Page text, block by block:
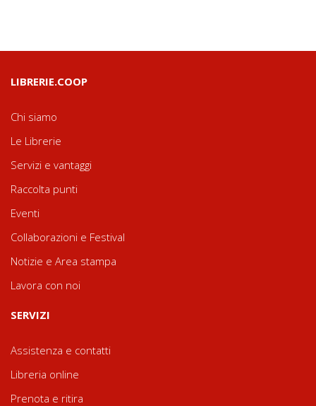
LIBRERIE.COOP
Chi siamo
Le Librerie
Servizi e vantaggi
Raccolta punti
Eventi
Collaborazioni e Festival
Notizie e Area stampa
Lavora con noi
SERVIZI
Assistenza e contatti
Libreria online
Prenota e ritira